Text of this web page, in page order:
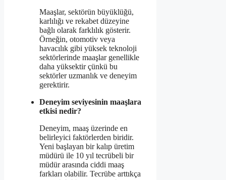
Maaşlar, sektörün büyüklüğü,
karlılığı ve rekabet düzeyine
bağlı olarak farklılık gösterir.
Örneğin, otomotiv veya
havacılık gibi yüksek teknoloji
sektörlerinde maaşlar genellikle
daha yüksektir çünkü bu
sektörler uzmanlık ve deneyim
gerektirir.
Deneyim seviyesinin maaşlara
etkisi nedir?
Deneyim, maaş üzerinde en
belirleyici faktörlerden biridir.
Yeni başlayan bir kalıp üretim
müdürü ile 10 yıl tecrübeli bir
müdür arasında ciddi maaş
farkları olabilir. Tecrübe arttıkça